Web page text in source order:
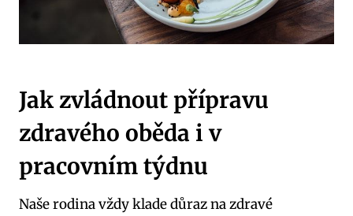
Jak zvládnout přípravu
⁢zdravého oběda i v
pracovním týdnu
Naše rodina vždy klade důraz na zdravé